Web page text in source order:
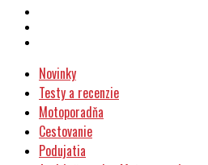
Novinky
Testy a recenzie
Motoporadňa
Cestovanie
Podujatia